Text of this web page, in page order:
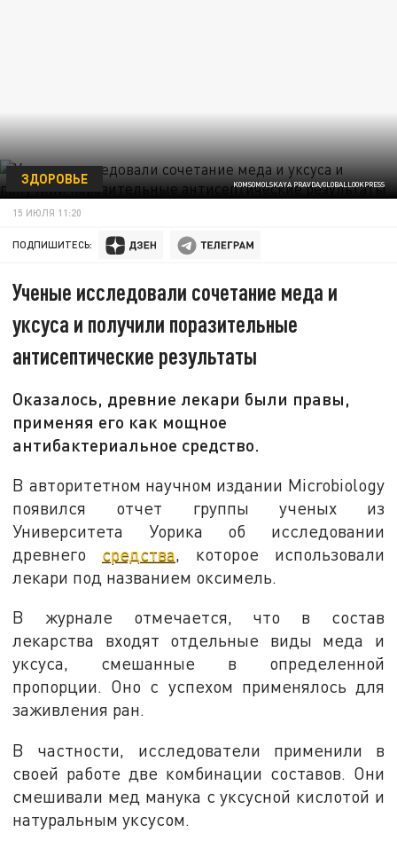
KOMSOMOLSKAYA PRAVDA/GLOBALLOOKPRESS
ЗДОРОВЬЕ
15 ИЮЛЯ 11:20
ПОДПИШИТЕСЬ:
Ученые исследовали сочетание меда и
уксуса и получили поразительные
антисептические результаты
Оказалось, древние лекари были правы,
применяя его как мощное
антибактериальное средство.
В авторитетном научном издании Microbiology
появился отчет группы ученых из
Университета Уорика об исследовании
древнего средства, которое использовали
лекари под названием оксимель.
В журнале отмечается, что в состав
лекарства входят отдельные виды меда и
уксуса, смешанные в определенной
пропорции. Оно с успехом применялось для
заживления ран.
В частности, исследователи применили в
своей работе две комбинации составов. Они
смешивали мед манука с уксусной кислотой и
натуральным уксусом.